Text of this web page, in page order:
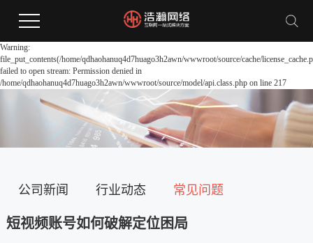
Warning:
file_put_contents(/home/qdhaohanuq4d7huago3h2awn/wwwroot/source/cache/
failed to open stream: Permission denied in
/home/qdhaohanuq4d7huago3h2awn/wwwroot/source/model/api.class.php on line 217
公司新闻 行业动态 常见问题
短视频账号如何破解定位困局